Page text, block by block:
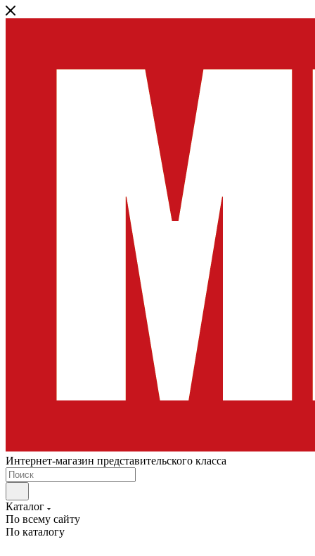
Интернет-магазин представительского класса
Каталог
По всему сайту
По каталогу